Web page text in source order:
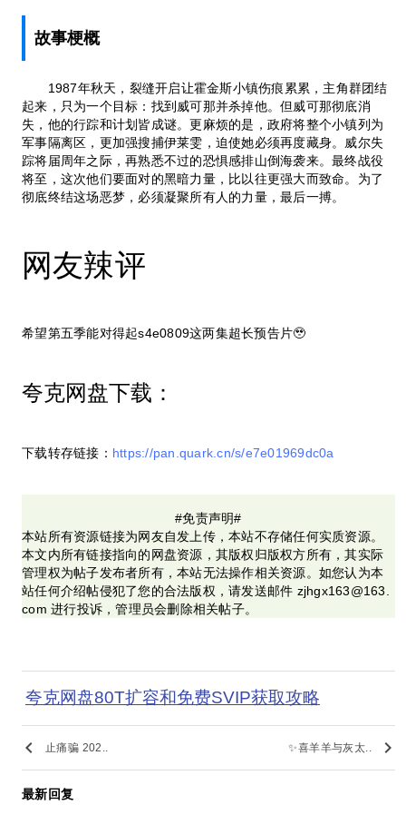
故事梗概
1987年秋天，裂缝开启让霍金斯小镇伤痕累累，主角群团结
起来，只为一个目标：找到威可那并杀掉他。但威可那彻底消
失，他的行踪和计划皆成谜。更麻烦的是，政府将整个小镇列为
军事隔离区，更加强搜捕伊莱雯，迫使她必须再度藏身。威尔失
踪将届周年之际，再熟悉不过的恐惧感排山倒海袭来。最终战役
将至，这次他们要面对的黑暗力量，比以往更强大而致命。为了
彻底终结这场恶梦，必须凝聚所有人的力量，最后一搏。
网友辣评
希望第五季能对得起s4e0809这两集超长预告片🥹
夸克网盘下载：
下载转存链接： https://pan.quark.cn/s/e7e01969dc0a
#免责声明#
本站所有资源链接为网友自发上传，本站不存储任何实质资源。
本文内所有链接指向的网盘资源，其版权归版权方所有，其实际
管理权为帖子发布者所有，本站无法操作相关资源。如您认为本
站任何介绍帖侵犯了您的合法版权，请发送邮件 zjhgx163@163.
com 进行投诉，管理员会删除相关帖子。
夸克网盘80T扩容和免费SVIP获取攻略
keyboard_arrow_left 止痛骗 202.. ✨喜羊羊与灰太.. keyboard_arrow_right
最新回复